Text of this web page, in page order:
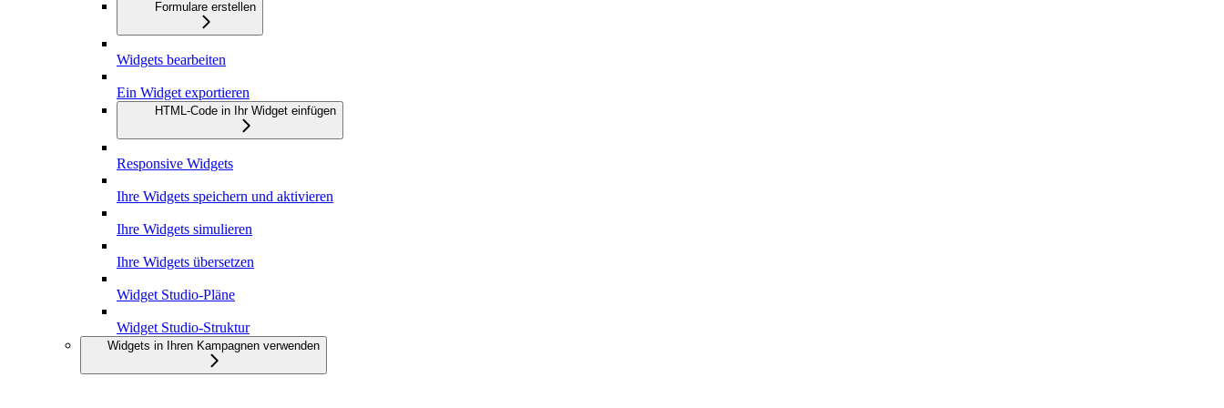
Formulare erstellen
Widgets bearbeiten
Ein Widget exportieren
HTML-Code in Ihr Widget einfügen
Responsive Widgets
Ihre Widgets speichern und aktivieren
Ihre Widgets simulieren
Ihre Widgets übersetzen
Widget Studio-Pläne
Widget Studio-Struktur
Widgets in Ihren Kampagnen verwenden